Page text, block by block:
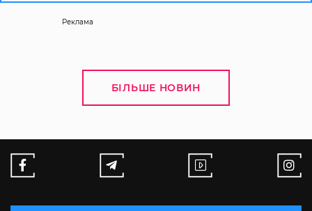
Реклама
БІЛЬШЕ НОВИН